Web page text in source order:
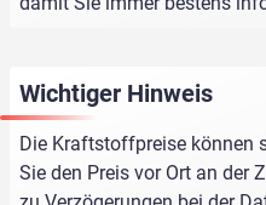
Wichtiger Hinweis
Die Kraftstoffpreise können
Sie den Preis vor Ort an der